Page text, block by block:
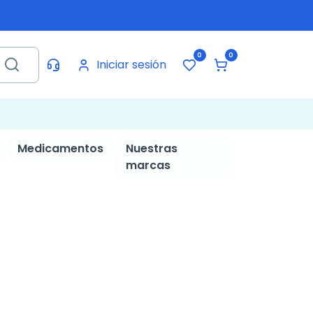
Iniciar sesión
0 0
Medicamentos
Nuestras
marcas